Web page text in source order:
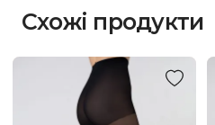
Схожі продукти